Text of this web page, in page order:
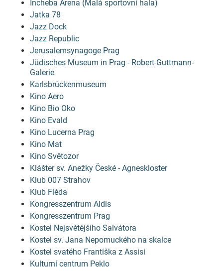
Incheba Arena (Malá sportovní hala)
Jatka 78
Jazz Dock
Jazz Republic
Jerusalemsynagoge Prag
Jüdisches Museum in Prag - Robert-Guttmann-
Galerie
Karlsbrückenmuseum
Kino Aero
Kino Bio Oko
Kino Evald
Kino Lucerna Prag
Kino Mat
Kino Světozor
Klášter sv. Anežky České - Agneskloster
Klub 007 Strahov
Klub Fléda
Kongresszentrum Aldis
Kongresszentrum Prag
Kostel Nejsvětějšího Salvátora
Kostel sv. Jana Nepomuckého na skalce
Kostel svatého Františka z Assisi
Kulturní centrum Peklo